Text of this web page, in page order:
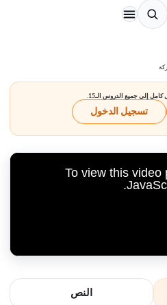
إلى جميع الدروس الـ15.
تسجيل الدخول
To view this video
النص